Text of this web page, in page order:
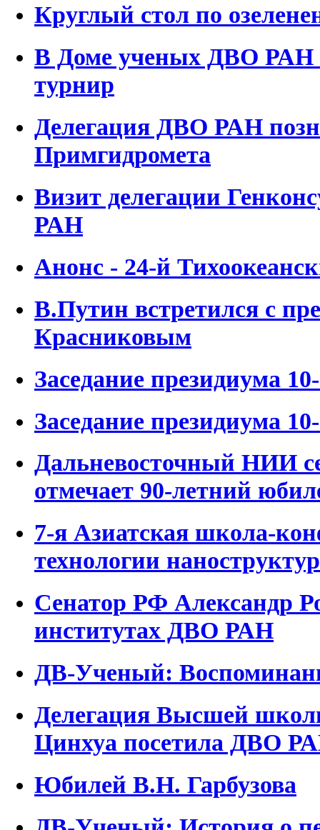
Круглый стол по
В Доме ученых ДВО РАН
турнир
Делегация ДВО РАН
Примгидромета
Визит делегации
РАН
Анонс - 24-й
В.Путин встретился с
Красниковым
Заседание президиума
Заседание президиума
Дальневосточный НИИ
отмечает 90-летний
7-я Азиатская школа-
технологии
Сенатор РФ Александр
институтах ДВО РАН
ДВ-Ученый:
Делегация Высшей
Цинхуа посетила ДВО
Юбилей В.Н. Гарбузова